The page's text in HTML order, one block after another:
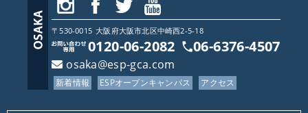
〒530-0015 大阪府大阪市北区中崎西2-5-18
0120-06-2082 06-6376-4507
osaka@esp-gca.com
新着情報 ESPオープンキャンパス アクセス